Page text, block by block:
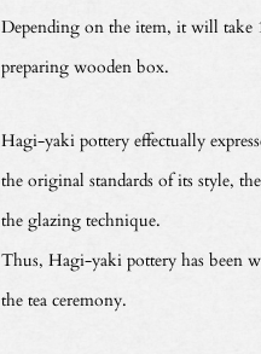
Depending on the item, it will take
preparing wooden box.
Hagi-yaki pottery effectually
the original standards of its style,
the glazing technique.
Thus, Hagi-yaki pottery has been
the tea ceremony.